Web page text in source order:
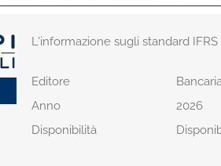
L'informazione sugli standard IFRS
Editore
Anno
2026
Disponibilità